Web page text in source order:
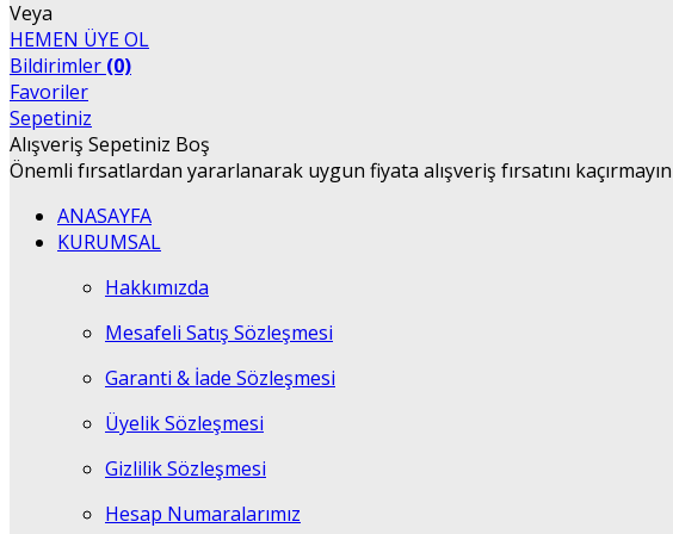
Veya
HEMEN ÜYE OL
Bildirimler (0)
Favoriler
Sepetiniz
Alışveriş Sepetiniz Boş
Önemli fırsatlardan yararlanarak uygun fiyata alışveriş fırsatını kaçırmayın
ANASAYFA
KURUMSAL
Hakkımızda
Mesafeli Satış Sözleşmesi
Garanti & İade Sözleşmesi
Üyelik Sözleşmesi
Gizlilik Sözleşmesi
Hesap Numaralarımız